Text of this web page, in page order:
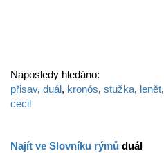
Naposledy hledáno:
přisav, duál, kronós, stužka, lenět,
cecil
Najít ve Slovníku rýmů duál